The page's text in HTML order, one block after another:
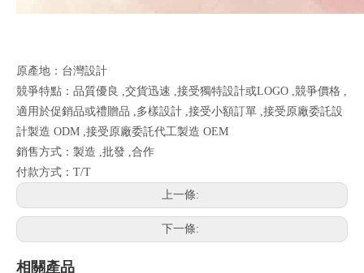
原產地：台灣設計
競爭特點：品質優良 ,交貨迅速 ,接受獨特設計或LOGO ,競爭價格 ,
適用於促銷品或禮贈品 ,多樣設計 ,接受小額訂單 ,接受原廠委託設
計製造 ODM ,接受原廠委託代工製造 OEM
銷售方式：製造 ,批發 ,合作
付款方式：T/T
上一條:
下一條:
相關產品